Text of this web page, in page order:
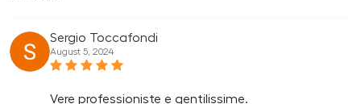
Sergio Toccafondi
August 5, 2024
Vere professioniste e gentilissime.